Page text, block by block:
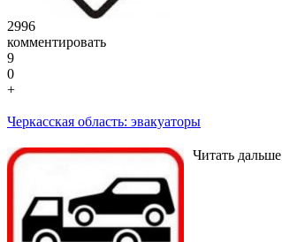
2996
комментировать
9
0
+
Черкасская область: эвакуаторы
Читать дальше